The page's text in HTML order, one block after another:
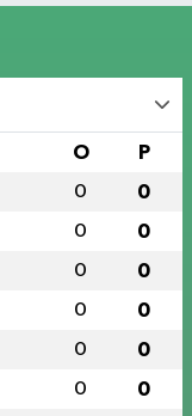
O P
0 0
0 0
0 0
0 0
0 0
0 0